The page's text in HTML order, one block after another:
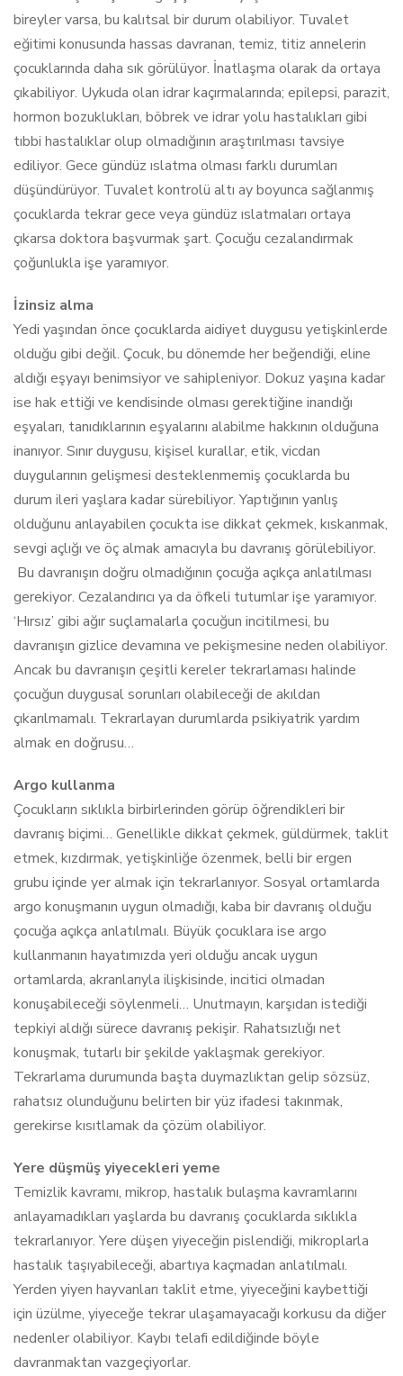
bireyler varsa, bu kalıtsal bir durum olabiliyor. Tuvalet
eğitimi konusunda hassas davranan, temiz, titiz annelerin
çocuklarında daha sık görülüyor. İnatlaşma olarak da ortaya
çıkabiliyor. Uykuda olan idrar kaçırmalarında; epilepsi, parazit,
hormon bozuklukları, böbrek ve idrar yolu hastalıkları gibi
tıbbi hastalıklar olup olmadığının araştırılması tavsiye
ediliyor. Gece gündüz ıslatma olması farklı durumları
düşündürüyor. Tuvalet kontrolü altı ay boyunca sağlanmış
çocuklarda tekrar gece veya gündüz ıslatmaları ortaya
çıkarsa doktora başvurmak şart. Çocuğu cezalandırmak
çoğunlukla işe yaramıyor.
İzinsiz alma
Yedi yaşından önce çocuklarda aidiyet duygusu yetişkinlerde
olduğu gibi değil. Çocuk, bu dönemde her beğendiği, eline
aldığı eşyayı benimsiyor ve sahipleniyor. Dokuz yaşına kadar
ise hak ettiği ve kendisinde olması gerektiğine inandığı
eşyaları, tanıdıklarının eşyalarını alabilme hakkının olduğuna
inanıyor. Sınır duygusu, kişisel kurallar, etik, vicdan
duygularının gelişmesi desteklenmemiş çocuklarda bu
durum ileri yaşlara kadar sürebiliyor. Yaptığının yanlış
olduğunu anlayabilen çocukta ise dikkat çekmek, kıskanmak,
sevgi açlığı ve öç almak amacıyla bu davranış görülebiliyor.
Bu davranışın doğru olmadığının çocuğa açıkça anlatılması
gerekiyor. Cezalandırıcı ya da öfkeli tutumlar işe yaramıyor.
‘Hırsız’ gibi ağır suçlamalarla çocuğun incitilmesi, bu
davranışın gizlice devamına ve pekişmesine neden olabiliyor.
Ancak bu davranışın çeşitli kereler tekrarlaması halinde
çocuğun duygusal sorunları olabileceği de akıldan
çıkarılmamalı. Tekrarlayan durumlarda psikiyatrik yardım
almak en doğrusu…
Argo kullanma
Çocukların sıklıkla birbirlerinden görüp öğrendikleri bir
davranış biçimi… Genellikle dikkat çekmek, güldürmek, taklit
etmek, kızdırmak, yetişkinliğe özenmek, belli bir ergen
grubu içinde yer almak için tekrarlanıyor. Sosyal ortamlarda
argo konuşmanın uygun olmadığı, kaba bir davranış olduğu
çocuğa açıkça anlatılmalı. Büyük çocuklara ise argo
kullanmanın hayatımızda yeri olduğu ancak uygun
ortamlarda, akranlarıyla ilişkisinde, incitici olmadan
konuşabileceği söylenmeli… Unutmayın, karşıdan istediği
tepkiyi aldığı sürece davranış pekişir. Rahatsızlığı net
konuşmak, tutarlı bir şekilde yaklaşmak gerekiyor.
Tekrarlama durumunda başta duymazlıktan gelip sözsüz,
rahatsız olunduğunu belirten bir yüz ifadesi takınmak,
gerekirse kısıtlamak da çözüm olabiliyor.
Yere düşmüş yiyecekleri yeme
Temizlik kavramı, mikrop, hastalık bulaşma kavramlarını
anlayamadıkları yaşlarda bu davranış çocuklarda sıklıkla
tekrarlanıyor. Yere düşen yiyeceğin pislendiği, mikroplarla
hastalık taşıyabileceği, abartıya kaçmadan anlatılmalı.
Yerden yiyen hayvanları taklit etme, yiyeceğini kaybettiği
için üzülme, yiyeceğe tekrar ulaşamayacağı korkusu da diğer
nedenler olabiliyor. Kaybı telafi edildiğinde böyle
davranmaktan vazgeçiyorlar.